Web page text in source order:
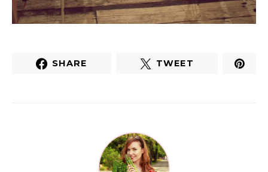
SHARE TWEET